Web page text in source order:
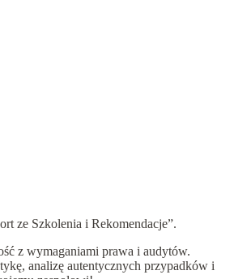
ze Szkolenia i Rekomendacje”.
z wymaganiami prawa i audytów.
analizę autentycznych przypadków i